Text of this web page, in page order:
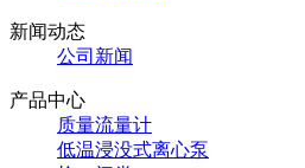
新闻动态
公司新闻
产品中心
质量流量计
低温浸没式离心泵